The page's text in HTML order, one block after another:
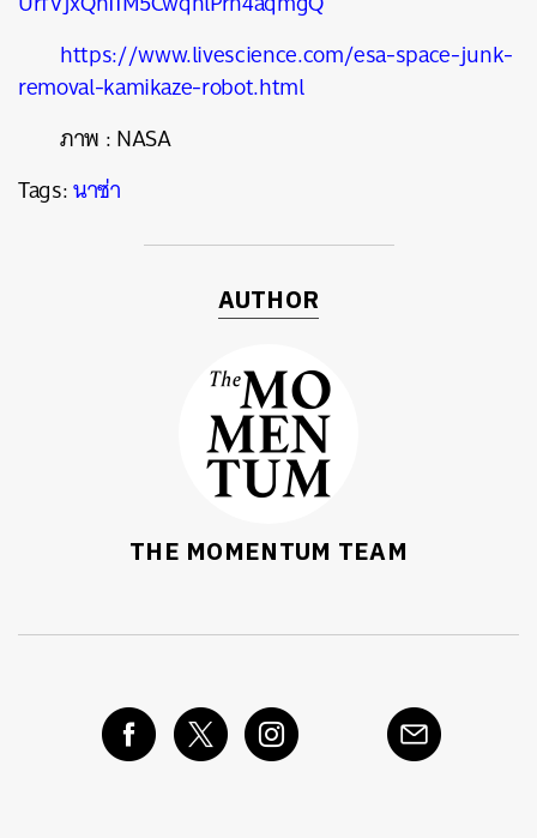
https://www.livescience.com/esa-space-junk-
removal-kamikaze-robot.html
ภาพ : NASA
Tags:นาซ่า
AUTHOR
THE MOMENTUM TEAM